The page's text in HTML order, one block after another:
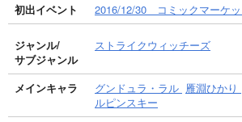
初出イベント 2016/12/30 コミックマーケッ
ジャンル/
サブジャンル
ストライクウィッチーズ
メインキャラ グンドュラ・ラル 雁淵ひかり
ルピンスキー